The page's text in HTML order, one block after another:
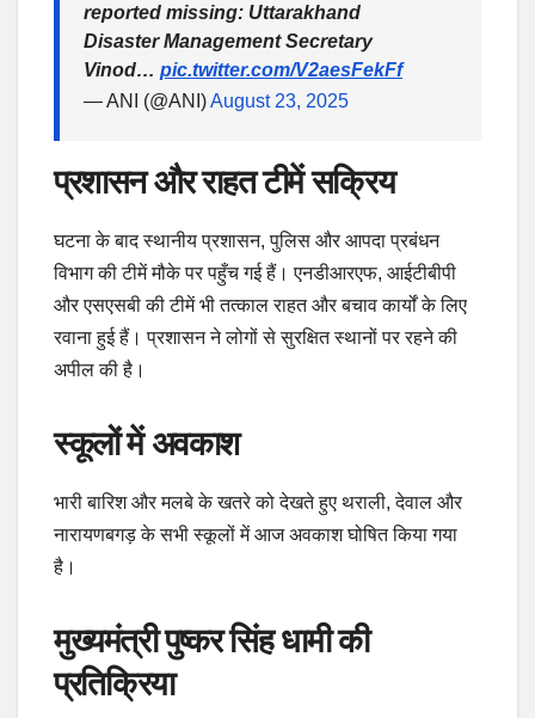
reported missing: Uttarakhand
Disaster Management Secretary
Vinod… pic.twitter.com/V2aesFekFf
— ANI (@ANI)August 23, 2025
प्रशासन और राहत टीमें सक्रिय
घटना के बाद स्थानीय प्रशासन, पुलिस और आपदा प्रबंधन
विभाग की टीमें मौके पर पहुँच गई हैं। एनडीआरएफ, आईटीबीपी
और एसएसबी की टीमें भी तत्काल राहत और बचाव कार्यों के लिए
रवाना हुई हैं। प्रशासन ने लोगों से सुरक्षित स्थानों पर रहने की
अपील की है।
स्कूलों में अवकाश
भारी बारिश और मलबे के खतरे को देखते हुए थराली, देवाल और
नारायणबगड़ के सभी स्कूलों में आज अवकाश घोषित किया गया
है।
मुख्यमंत्री पुष्कर सिंह धामी की
प्रतिक्रिया